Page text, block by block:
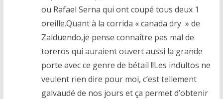
ou Rafael Serna qui ont coupé tous deux 1
oreille.Quant à la corrida « canada dry » de
Zalduendo,je pense connaître pas mal de
toreros qui auraient ouvert aussi la grande
porte avec ce genre de bétail !!Les indultos ne
veulent rien dire pour moi, c’est tellement
galvaudé de nos jours et ça permet d’obtenir